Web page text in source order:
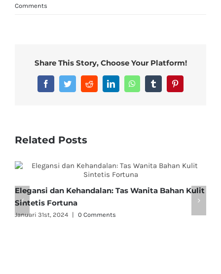
Comments
Share This Story, Choose Your Platform!
FacebookTwitterRedditLinkedInWhatsAppTumblrPinterest
Related Posts
Elegansi dan Kehandalan: Tas Wanita Bahan Kulit
Sintetis Fortuna
Januari 31st, 2024 | 0 Comments